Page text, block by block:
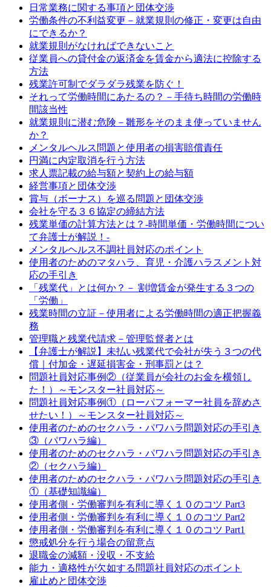
日常業務に関する事項と団体交渉
労働条件の不利益変更－就業規則の修正・変更は自由
にできるか？
就業規則がなければできないこと
従業員への貸付金の返済金を賃金から適法に控除する
方法
残業許可制でダラダラ残業を防ぐ！
それって労働時間にあたるの？－手待ち時間の労働時
間該当性
就業規則に潜む危険－雛形をそのまま使っていません
か？
メンタルヘルス問題と使用者の損害賠償責任
円満に内定取消を行う方法
求人票記載の給与額と契約上の給与額
経営事項と団体交渉
賞与（ボーナス）を巡る問題と団体交渉
会社を守る３６協定の締結方法
残業単価の計算方法とは？-時間単価・労働時間につい
て弁護士が解説！-
メンタルヘルス不調社員対応のポイント
使用者のためのマタハラ、育児・介護ハラスメント対
応の手引き
「残業代」とは何か？－ 割増賃金が発生する３つの
「労働」
残業時間の立証－使用者による労働時間の適正把握義
務
管理職と残業代請求－管理監督者とは
【弁護士が解説】未払い残業代で会社が失う３つの代
償｜付加金・遅延損害金・刑事罰とは？
問題社員対応事例②（従業員が会社のお金を横領し
た！）～モンスター社員対応～
問題社員対応事例①（ローパフォーマー社員を辞めさ
せたい！）～モンスター社員対応～
使用者のためのセクハラ・パワハラ問題対応の手引き
③（パワハラ編）
使用者のためのセクハラ・パワハラ問題対応の手引き
②（セクハラ編）
使用者のためのセクハラ・パワハラ問題対応の手引き
①（基礎知識編）
使用者側・労働審判を有利に導く１０のコツ Part3
使用者側・労働審判を有利に導く１０のコツ Part2
使用者側・労働審判を有利に導く１０のコツ Part1
懲戒処分を行う場合の留意点
退職金の減額・没収・不支給
能力・適格性が欠如する問題社員対応のポイント
雇止めと団体交渉